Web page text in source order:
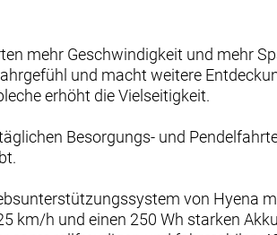
mehr Geschwindigkeit und mehr
und macht weitere
erhöht die Vielseitigkeit.
Besorgungs- und
von Hyena
km/h und einen 250 Wh starken